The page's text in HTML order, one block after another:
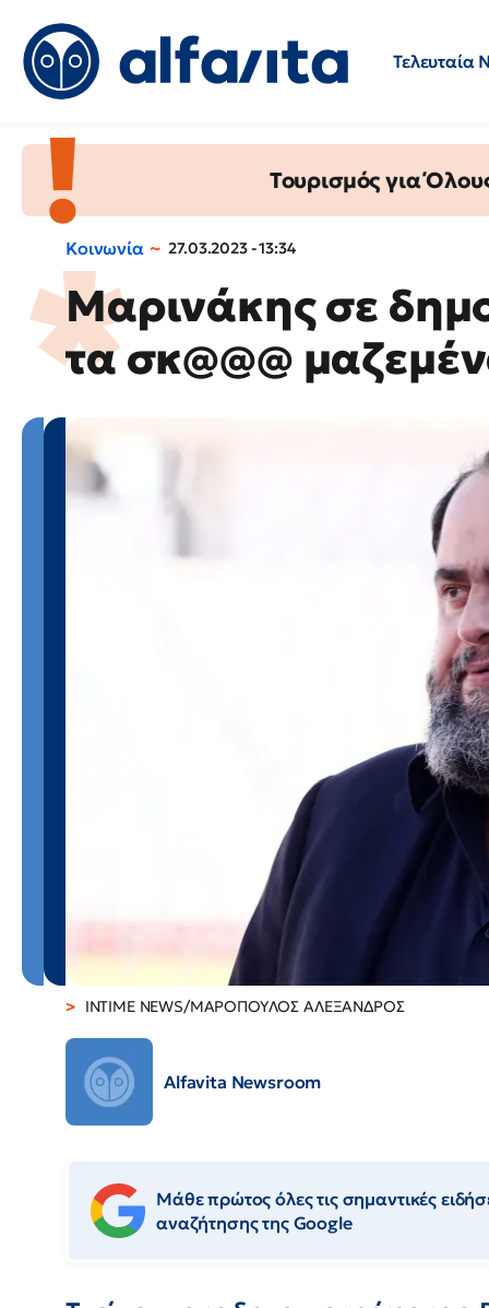
Τελευταία
Τουρισμός για
Κοινωνία 27.03.2023 - 13:34
Μαρινάκης σε
τα σκ@@@
INTIME NEWS/ΜΑΡΟΠΟΥΛΟΣ ΑΛΕΞΑΝΔΡΟΣ
Alfavita Newsroom
Μάθε πρώτος όλες τις σημαντικές
αναζήτησης της Google